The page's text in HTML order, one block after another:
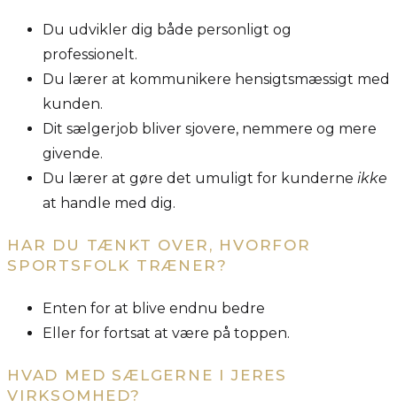
Du udvikler dig både personligt og
professionelt.
Du lærer at kommunikere hensigtsmæssigt med
kunden.
Dit sælgerjob bliver sjovere, nemmere og mere
givende.
Du lærer at gøre det umuligt for kunderne ikke
at handle med dig.
HAR DU TÆNKT OVER, HVORFOR
SPORTSFOLK TRÆNER?
Enten for at blive endnu bedre
Eller for fortsat at være på toppen.
HVAD MED SÆLGERNE I JERES
VIRKSOMHED?